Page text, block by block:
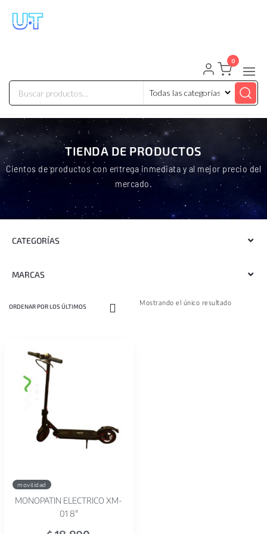
0
TIENDA DE PRODUCTOS
Cientos de productos con entrega inmediata y al mejor precio del
mercado.
CATEGORÍAS
MARCAS
Mostrando el único resultado
movilidad
MONOPATIN ELECTRICO XM-
01 8"